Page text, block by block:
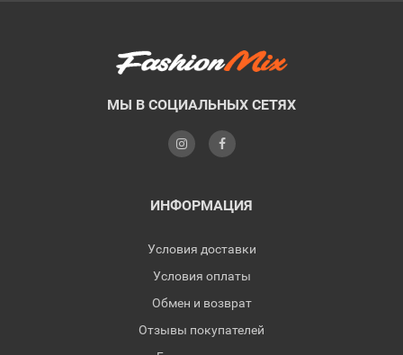
МЫ В СОЦИАЛЬНЫХ СЕТЯХ
ИНФОРМАЦИЯ
Условия доставки
Условия оплаты
Обмен и возврат
Отзывы покупателей